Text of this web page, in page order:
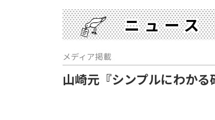
ニュース
メディア掲載
山崎元『シンプルにわか